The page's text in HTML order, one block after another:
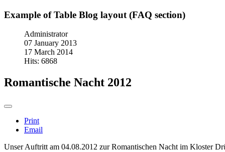
Example of Table Blog layout (FAQ section)
Administrator
07 January 2013
17 March 2014
Hits: 6868
Romantische Nacht 2012
Print
Email
Unser Auftritt am 04.08.2012 zur Romantischen Nacht im Kloster